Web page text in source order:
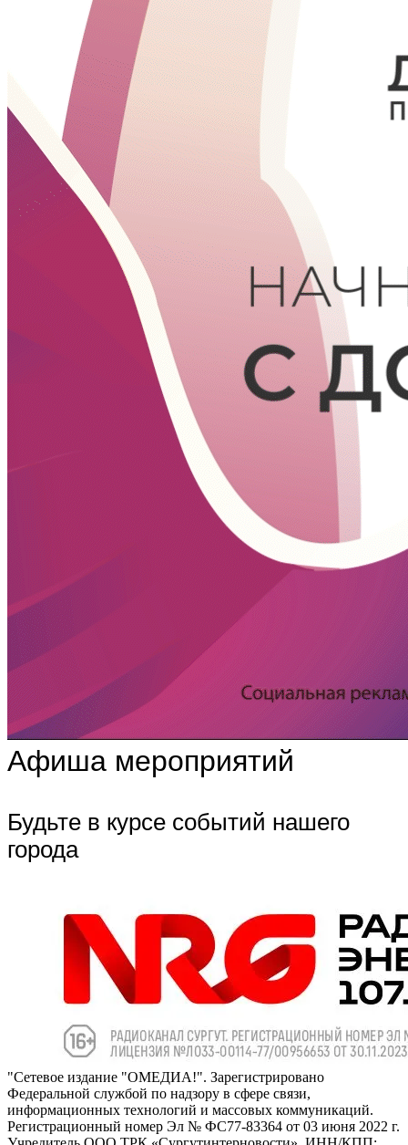
Афиша мероприятий
Будьте в курсе событий нашего
города
"Сетевое издание "ОМЕДИА!". Зарегистрировано
Федеральной службой по надзору в сфере связи,
информационных технологий и массовых коммуникаций.
Регистрационный номер Эл № ФС77-83364 от 03 июня 2022 г.